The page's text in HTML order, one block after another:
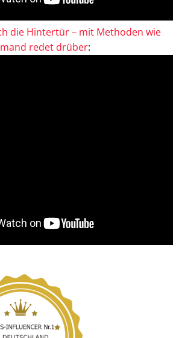
die Hintertür – mit Methoden wie
redet drüber: